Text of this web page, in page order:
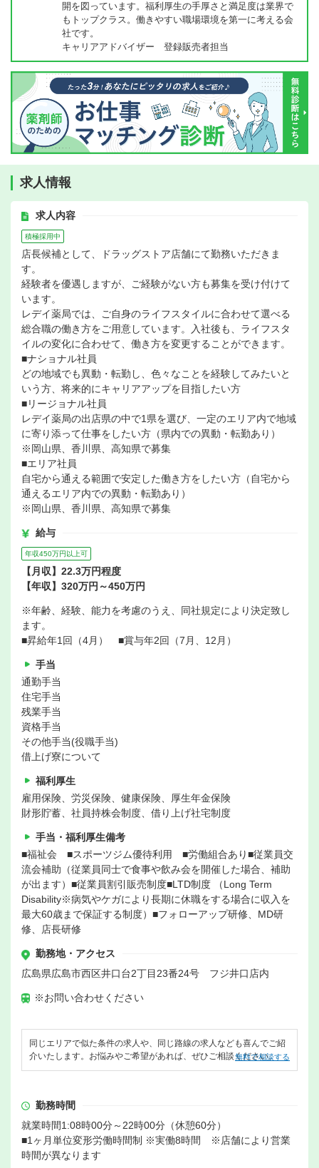
開を図っています。福利厚生の手厚さと満足度は業界で
もトップクラス。働きやすい職場環境を第一に考える会
社です。
キャリアアドバイザー 登録販売者担当
求人情報
求人内容
積極採用中
店長候補として、ドラッグストア店舗にて勤務いただきま
す。
経験者を優遇しますが、ご経験がない方も募集を受け付けて
います。
レデイ薬局では、ご自身のライフスタイルに合わせて選べる
総合職の働き方をご用意しています。入社後も、ライフスタ
イルの変化に合わせて、働き方を変更することができます。
■ナショナル社員
どの地域でも異動・転勤し、色々なことを経験してみたいと
いう方、将来的にキャリアアップを目指したい方
■リージョナル社員
レデイ薬局の出店県の中で1県を選び、一定のエリア内で地域
に寄り添って仕事をしたい方（県内での異動・転勤あり）
※岡山県、香川県、高知県で募集
■エリア社員
自宅から通える範囲で安定した働き方をしたい方（自宅から
通えるエリア内での異動・転勤あり）
※岡山県、香川県、高知県で募集
給与
年収450万円以上可
【月収】22.3万円程度
【年収】320万円～450万円
※年齢、経験、能力を考慮のうえ、同社規定により決定致し
ます。
■昇給年1回（4月） ■賞与年2回（7月、12月）
手当
通勤手当
住宅手当
残業手当
資格手当
その他手当(役職手当)
借上げ寮について
福利厚生
雇用保険、労災保険、健康保険、厚生年金保険
財形貯蓄、社員持株会制度、借り上げ社宅制度
手当・福利厚生備考
■福祉会 ■スポーツジム優待利用 ■労働組合あり■従業員交
流会補助（従業員同士で食事や飲み会を開催した場合、補助
が出ます）■従業員割引販売制度■LTD制度 （Long Term
Disability※病気やケガにより長期に休職をする場合に収入を
最大60歳まで保証する制度）■フォローアップ研修、MD研
修、店長研修
勤務地・アクセス
広島県広島市西区井口台2丁目23番24号 フジ井口店内
※お問い合わせください
同じエリアで似た条件の求人や、同じ路線の求人なども喜んでご紹
介いたします。お悩みやご希望があれば、ぜひご相談ください。
無料で相談する
勤務時間
就業時間1:08時00分～22時00分（休憩60分）
■1ヶ月単位変形労働時間制 ※実働8時間 ※店舗により営業
時間が異なります